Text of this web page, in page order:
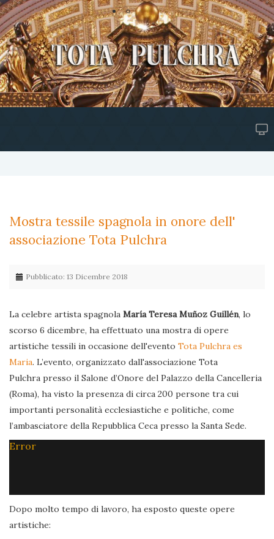
Mostra tessile spagnola in onore dell'
associazione Tota Pulchra
Pubblicato: 13 Dicembre 2018
La celebre artista spagnola María Teresa Muñoz Guillén, lo
scorso 6 dicembre, ha effettuato una mostra di opere
artistiche tessili in occasione dell'evento Tota Pulchra es
Maria. L’evento, organizzato dall'associazione Tota
Pulchra presso il Salone d’Onore del Palazzo della Cancelleria
(Roma), ha visto la presenza di circa 200 persone tra cui
importanti personalità ecclesiastiche e politiche, come
l’ambasciatore della Repubblica Ceca presso la Santa Sede.
Error
Dopo molto tempo di lavoro, ha esposto queste opere
artistiche: